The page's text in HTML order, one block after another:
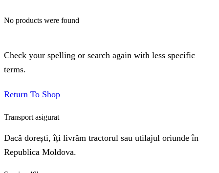
No products were found
Check your spelling or search again with less specific
terms.
Return To Shop
Transport asigurat
Dacă dorești, îți livrăm tractorul sau utilajul oriunde în
Republica Moldova.